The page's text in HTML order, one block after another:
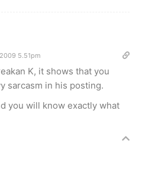
5.51pm
K, it shows that you
sarcasm in his posting.
you will know exactly what